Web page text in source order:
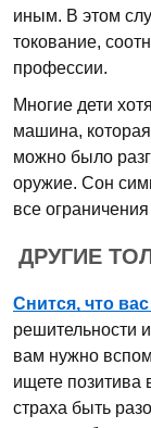
иным. В этом
токование,
профессии.
Многие дети
машина,
можно было
оружие. Сон
все
ДРУГИЕ
Снится, что
решительности
вам нужно
ищете позитива
страха быть